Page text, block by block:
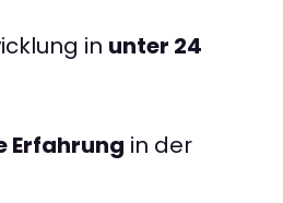
in unter 24
Erfahrung in der